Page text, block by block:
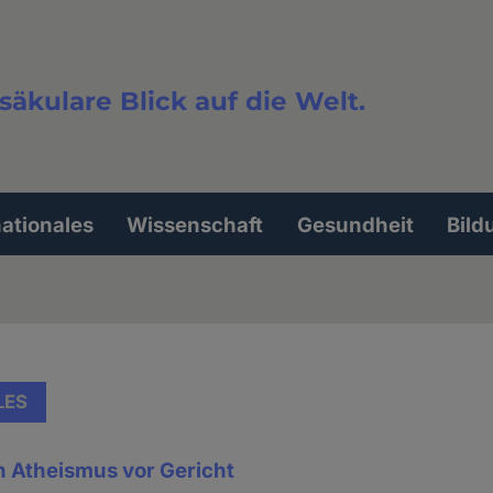
Blick auf die Welt.
Wissenschaft Gesundheit
Atheismus vor Gericht